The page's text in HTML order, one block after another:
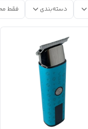
دسته‌بندی فقط